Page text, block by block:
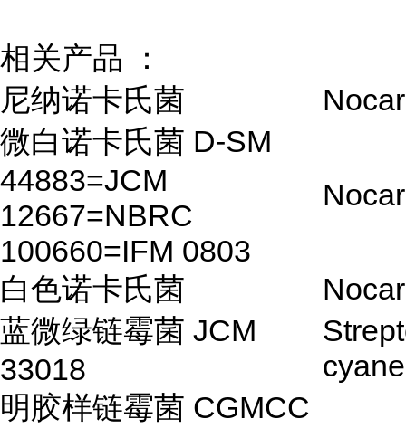
相关产品 ：
尼纳诺卡氏菌
微白诺卡氏菌 D-SM
44883=JCM
12667=NBRC
100660=IFM 0803
白色诺卡氏菌
蓝微绿链霉菌 JCM
33018
明胶样链霉菌 CGMCC